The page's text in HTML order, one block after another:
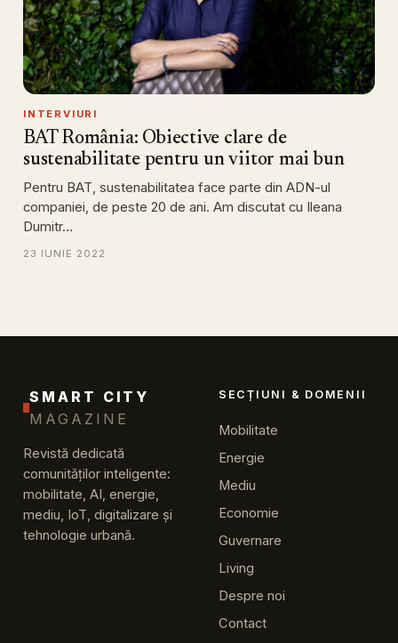
INTERVIURI
BAT România: Obiective clare de
sustenabilitate pentru un viitor mai bun
Pentru BAT, sustenabilitatea face parte din ADN-ul
companiei, de peste 20 de ani. Am discutat cu Ileana
Dumitr…
23 IUNIE 2022
SMART CITY
MAGAZINE
Revistă dedicată
comunităților inteligente:
mobilitate, AI, energie,
mediu, IoT, digitalizare și
tehnologie urbană.
SECȚIUNI & DOMENII
Mobilitate
Energie
Mediu
Economie
Guvernare
Living
Despre noi
Contact